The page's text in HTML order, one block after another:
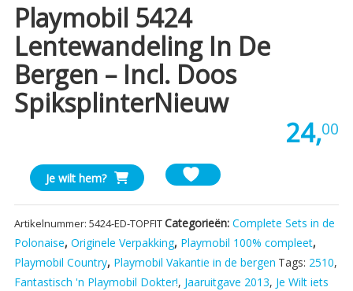
Playmobil 5424
Lentewandeling In De
Bergen – Incl. Doos
SpiksplinterNieuw
24,00
Playmobil
5424
Lentewandeling
In
De
Bergen
-
Je wilt hem?
Artikelnummer: 5424-ED-TOPFITCategorieën: Complete Sets in de
Polonaise, Originele Verpakking, Playmobil 100% compleet,
Playmobil Country, Playmobil Vakantie in de bergen Tags: 2510,
Fantastisch 'n Playmobil Dokter!, Jaaruitgave 2013, Je Wilt iets